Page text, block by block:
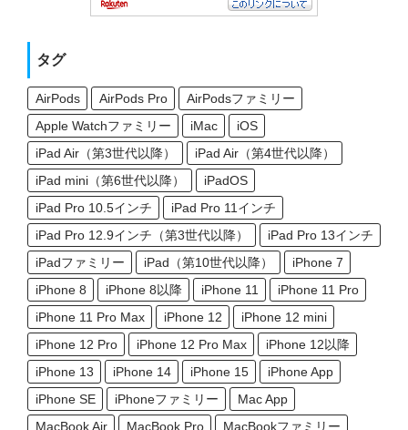
タグ
AirPods AirPods Pro
AirPodsファミリー
Apple Watchファミリー
iMac
iOS
iPad Air（第3世代以降）
iPad Air（第4世代以降）
iPad mini（第6世代以降）
iPadOS
iPad Pro 10.5インチ
iPad Pro 11インチ
iPad Pro 12.9インチ（第3世代以降）
iPad Pro 13インチ
iPadファミリー
iPad（第10世代以降）
iPhone 7
iPhone 8
iPhone 8以降 iPhone 11
iPhone 11 Pro
iPhone 11 Pro Max
iPhone 12
iPhone 12 mini
iPhone 12 Pro
iPhone 12 Pro Max
iPhone 12以降
iPhone 13
iPhone 14 iPhone 15
iPhone App
iPhone SE
iPhoneファミリー
Mac App
MacBook Air
MacBook Pro
MacBookファミリー